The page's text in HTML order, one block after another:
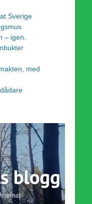
Sverige
– igen.
med